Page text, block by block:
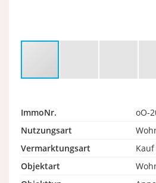
ImmoNr.
oO-
Nutzungsart
Vermarktungsart
Kauf
Objektart